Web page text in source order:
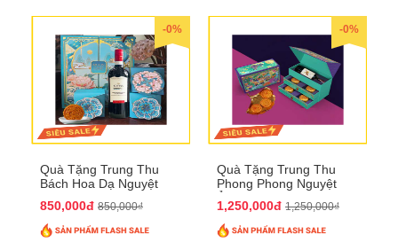
-0%
Quà Tặng Trung Thu
Bách Hoa Dạ Nguyệt
850,000đ 850,000₫
-0%
Quà Tặng Trung Thu
Phong Phong Nguyệt
1,250,000đ 1,250,000₫